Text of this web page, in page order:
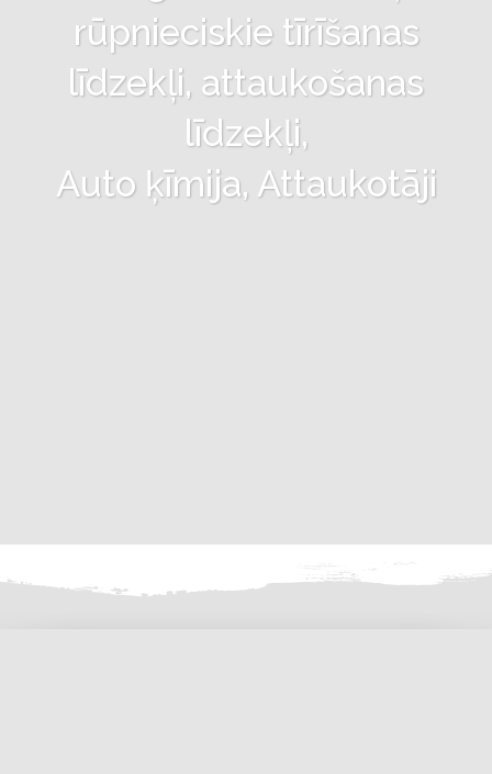
rūpnieciskie tīrīšanas
līdzekļi, attaukošanas
līdzekļi,
Auto ķīmija, Attaukotāji